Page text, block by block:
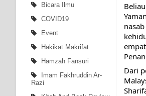
Bicara Ilmu
COVID19
Event
Hakikat Makrifat
Hamzah Fansuri
Imam Fakhruddin Ar-
Razi
Dari